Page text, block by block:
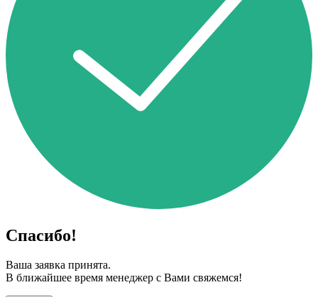
Спасибо!
Ваша заявка принята.
В ближайшее время менеджер с Вами свяжемся!